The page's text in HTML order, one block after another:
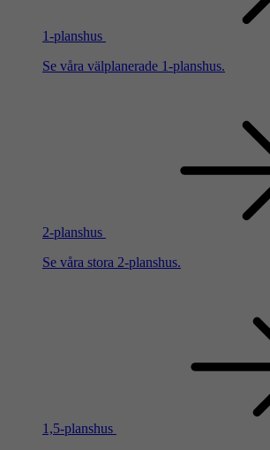
1-planshus
Se våra välplanerade 1-planshus.
2-planshus
Se våra stora 2-planshus.
1,5-planshus